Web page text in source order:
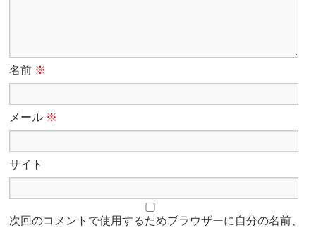
名前 ※
メール ※
サイト
次回のコメントで使用するためブラウザーに自分の名前、